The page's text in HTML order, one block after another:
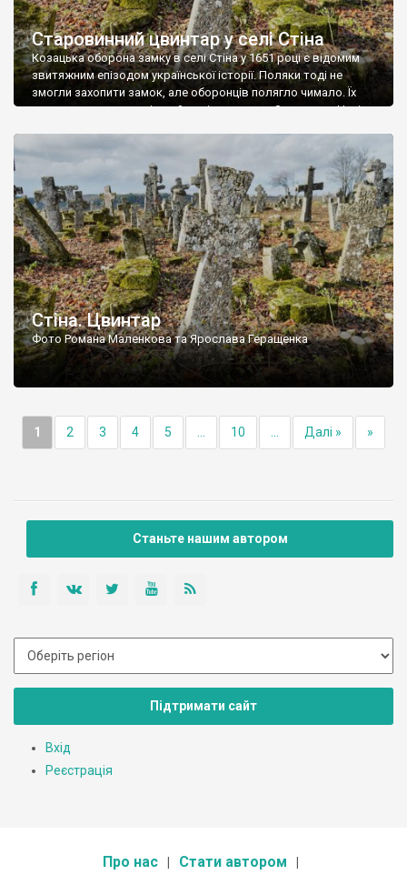
Старовинний цвинтар у селі Стіна
Козацька оборона замку в селі Стіна у 1651 році є відомим
звитяжним епізодом української історії. Поляки тоді не
змогли захопити замок, але оборонців полягло чимало. Їх
поховали на цвинтарі, який тоді називався Замковим. Нині на
ньому чимало хрестів 19 століття, є такі, де епітафії стер […]
Стіна. Цвинтар
Фото Романа Маленкова та Ярослава Геращенка
1 2 3 4 5 10 Далі » »
Станьте нашим автором
Підтримати сайт
Вхід
Реєстрація
Про нас Стати автором